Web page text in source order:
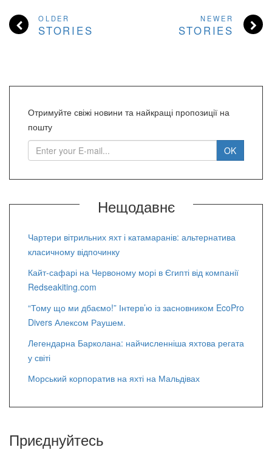
OLDER
STORIES
NEWER
STORIES
Отримуйте свіжі новини та найкращі пропозиції на
пошту
Нещодавнє
Чартери вітрильних яхт і катамаранів: альтернатива
класичному відпочинку
Кайт-сафарі на Червоному морі в Єгипті від компанії
Redseakiting.com
“Тому що ми дбаємо!” Інтерв’ю із засновником EcoPro
Divers Алексом Раушем.
Легендарна Барколана: найчисленніша яхтова регата
у світі
Морський корпоратив на яхті на Мальдівах
Приєднуйтесь